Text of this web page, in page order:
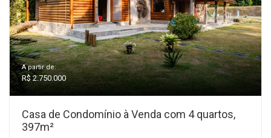
A partir de:
R$ 2.750.000
Casa de Condomínio à Venda com 4 quartos,
397m²